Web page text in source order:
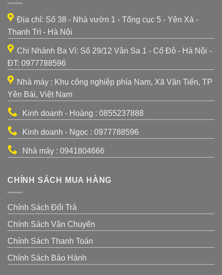
Địa chỉ: Số 38 - Nhà vườn 1 - Tổng cục 5 - Yên Xá -
Thanh Trì - Hà Nội
Chi Nhánh Ba Vì: Số 29/12 Vân Sa 1 - Cổ Đô - Hà Nội -
ĐT: 0977788596
Nhà máy : Khu công nghiệp phía Nam, Xã Văn Tiến, TP
Yên Bái, Việt Nam
Kinh doanh - Hoàng : 0855237888
Kinh doanh - Ngọc : 0977788596
Nhà máy : 0941804666
CHÍNH SÁCH MUA HÀNG
Chính Sách Đổi Trả
Chính Sách Vận Chuyển
Chính Sách Thanh Toán
Chính Sách Bảo Hành